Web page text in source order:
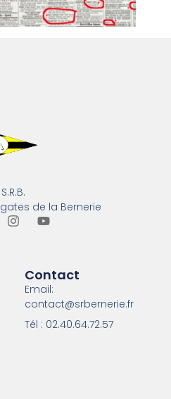
S.R.B.
de la Bernerie
Contact
Email:
contact@srbernerie.fr
Tél : 02.40.64.72.57